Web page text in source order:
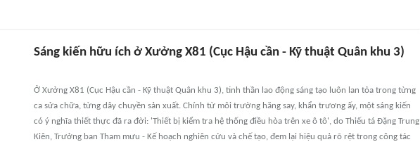
Sáng kiến hữu ích ở Xưởng X81 (Cục Hậu cần - Kỹ thuật Quân khu 3)
Ở Xưởng X81 (Cục Hậu cần - Kỹ thuật Quân khu 3), tinh thần lao động sáng tạo luôn lan tỏa trong từng
ca sửa chữa, từng dây chuyền sản xuất. Chính từ môi trường hăng say, khẩn trương ấy, một sáng kiến
có ý nghĩa thiết thực đã ra đời: 'Thiết bị kiểm tra hệ thống điều hòa trên xe ô tô', do Thiếu tá Đặng Trung
Kiên, Trưởng ban Tham mưu - Kế hoạch nghiên cứu và chế tạo, đem lại hiệu quả rõ rệt trong công tác